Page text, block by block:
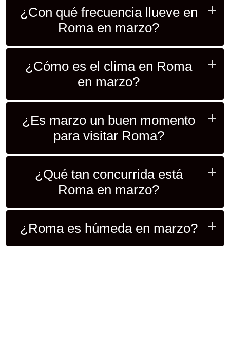
¿Con qué frecuencia llueve en
Roma en marzo?
¿Cómo es el clima en Roma
en marzo?
¿Es marzo un buen momento
para visitar Roma?
¿Qué tan concurrida está
Roma en marzo?
¿Roma es húmeda en marzo?